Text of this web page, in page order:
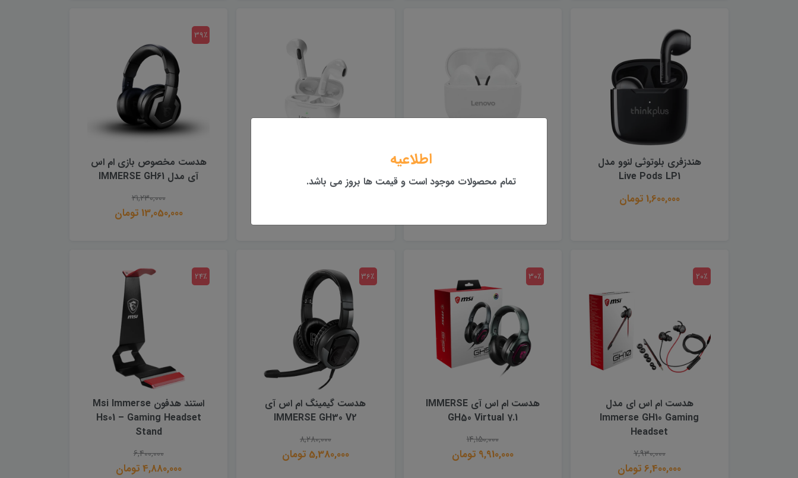
هندزفری بلوتوثی لنوو مدل
Live Pods LP1
1,600,000 تومان
هندزفری بلوتوثی لنوو مدل
LivePods LP40
HT38
هدست مخصوص بازی ام اس
آی مدل IMMERSE GH61
21,230,000
13,050,000 تومان
39٪
هدست ام اس اى مدل
Immerse GH10 Gaming
Headset
7,930,000
6,400,000 تومان
20٪
هدست ام اس آی IMMERSE
GH50 Virtual 7.1
14,150,000
9,910,000 تومان
30٪
هدست گیمینگ ام اس آی
IMMERSE GH30 V2
8,280,000
5,380,000 تومان
36٪
استند هدفون Msi Immerse
Hs01 – Gaming Headset
Stand
6,400,000
4,880,000 تومان
24٪
اطلاعیه
تمام محصولات موجود است و قیمت ها بروز می باشد.